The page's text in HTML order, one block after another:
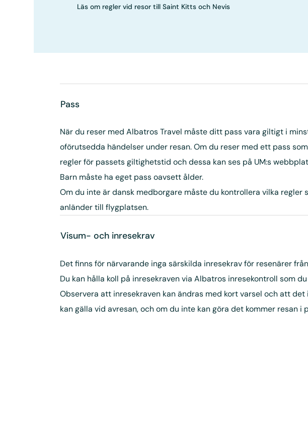
Läs om regler vid resor till Saint Kitts och Nevis
Pass
När du reser med Albatros Travel måste ditt pass vara giltigt i
oförutsedda händelser under resan. Om du reser med ett pass
regler för passets giltighetstid och dessa kan ses på UM:s
Barn måste ha eget pass oavsett ålder.
Om du inte är dansk medborgare måste du kontrollera vilka
anländer till flygplatsen.
Visum- och inresekrav
Det finns för närvarande inga särskilda inresekrav för resenärer
Du kan hålla koll på inresekraven via Albatros inresekontroll som
Observera att inresekraven kan ändras med kort varsel och att
kan gälla vid avresan, och om du inte kan göra det kommer resan i